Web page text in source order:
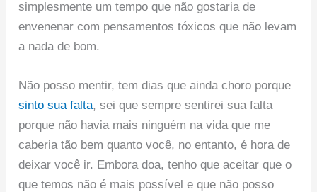
simplesmente um tempo que não gostaria de
envenenar com pensamentos tóxicos que não levam
a nada de bom.
Não posso mentir, tem dias que ainda choro porque
sinto sua falta, sei que sempre sentirei sua falta
porque não havia mais ninguém na vida que me
caberia tão bem quanto você, no entanto, é hora de
deixar você ir. Embora doa, tenho que aceitar que o
que temos não é mais possível e que não posso